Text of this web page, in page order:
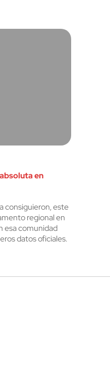
en
consiguieron, este
regional en
esa comunidad
datos oficiales.